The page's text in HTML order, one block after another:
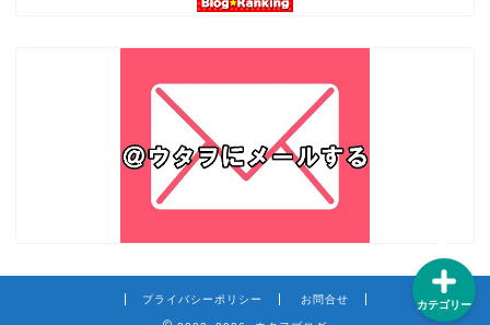
プライバシーポリシー お問合せ カテゴリー
カラオケ